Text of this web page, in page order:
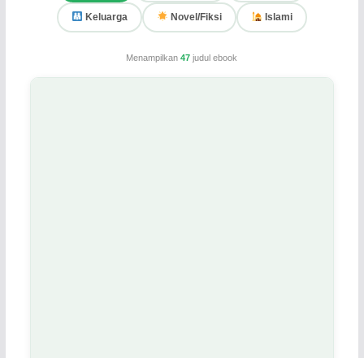
Keluarga Novel/Fiksi Islami
Menampilkan47 judul ebook